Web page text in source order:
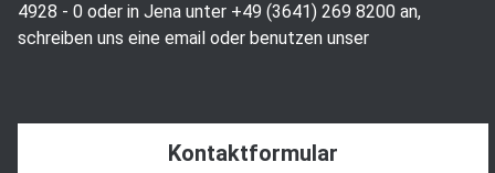
4928 - 0 oder in Jena unter +49 (3641) 269 8200 an,
schreiben uns eine email oder benutzen unser
Kontaktformular